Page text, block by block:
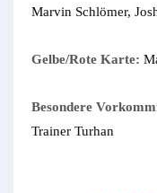
Marvin Schlömer,
Gelbe/Rote Karte:
Besondere
Trainer Turhan